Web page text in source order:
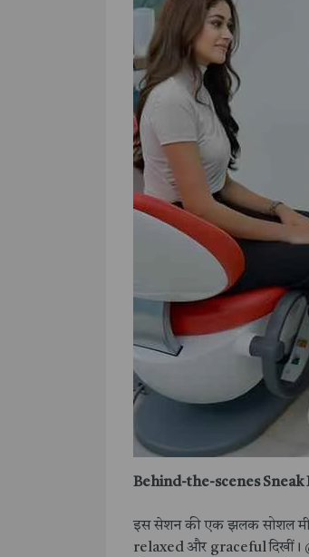
Behind-the-scenes Sneak
इस सेशन की एक झलक सोशल
relaxed और graceful